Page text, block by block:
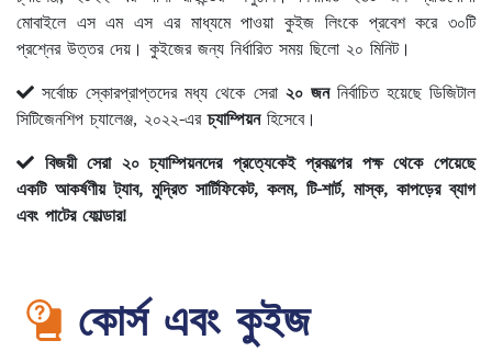
মোবাইলে এস এম এস এর মাধ্যমে পাওয়া কুইজ লিংকে প্রবেশ করে ৩০টি
প্রশ্নের উত্তর দেয়। কুইজের জন্য নির্ধারিত সময় ছিলো ২০ মিনিট।
সর্বোচ্চ স্কোরপ্রাপ্তদের মধ্য থেকে সেরা ২০ জননির্বাচিত হয়েছে ডিজিটাল
সিটিজেনশিপ চ্যালেঞ্জ, ২০২২-এরচ্যাম্পিয়নহিসেবে।
বিজয়ী সেরা ২০ চ্যাম্পিয়নদের প্রত্যেকেই প্রকল্পের পক্ষ থেকে পেয়েছে
একটি আকর্ষণীয় ট্যাব, মুদ্রিত সার্টিফিকেট, কলম, টি-শার্ট, মাস্ক, কাপড়ের ব্যাগ
এবং পাটের ফোল্ডার!
কোর্স এবং কুইজ